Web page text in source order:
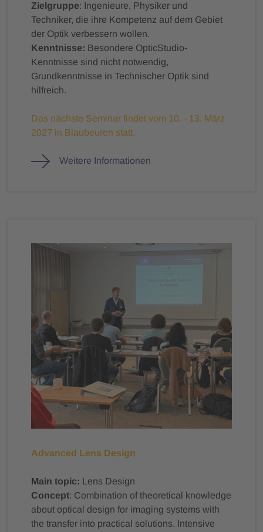
Zielgruppe: Ingenieure, Physiker und
Techniker, die ihre Kompetenz auf dem Gebiet
der Optik verbessern wollen.
Kenntnisse: Besondere OpticStudio-
Kenntnisse sind nicht notwendig,
Grundkenntnisse in Technischer Optik sind
hilfreich.
Das nächste Seminar findet vom 10. - 13. März
2027 in Blaubeuren statt.
Weitere Informationen
Advanced Lens Design
Main topic: Lens Design
Concept: Combination of theoretical knowledge
about optical design for imaging systems with
the transfer into practical solutions. Intensive